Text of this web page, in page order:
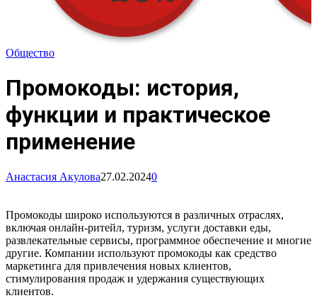
Общество
Промокоды: история,
функции и практическое
применение
Анастасия Акулова27.02.20240
Промокоды широко используются в различных отраслях,
включая онлайн-ритейл, туризм, услуги доставки еды,
развлекательные сервисы, программное обеспечение и многие
другие. Компании используют промокоды как средство
маркетинга для привлечения новых клиентов,
стимулирования продаж и удержания существующих
клиентов.